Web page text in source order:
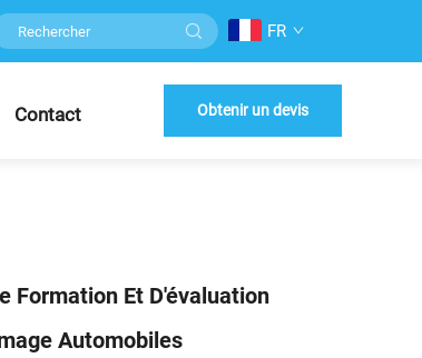
FR
Contact Obtenir un devis
Formation Et D'évaluation
Automobiles